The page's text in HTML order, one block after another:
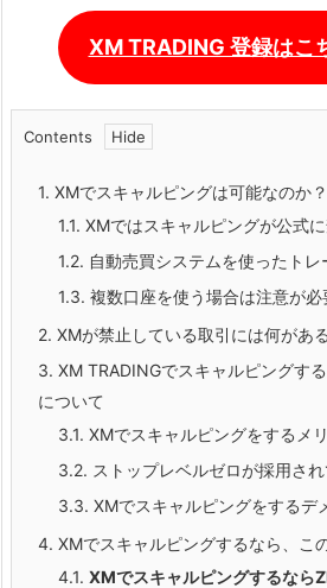
XM TRADING 登録はこ
Contents
1. XMでスキャルピングは可能なのか？
1.1. XMではスキャルピングが公式
1.2. 自動売買システムを使ったトレ
1.3. 複数口座を使う場合は注意が必
2. XMが禁止している取引には何があ
3. XM TRADINGでスキャルピングす
について
3.1. XMでスキャルピングをするメ
3.2. ストップレベルゼロが採用さ
3.3. XMでスキャルピングをするデ
4. XMでスキャルピングするなら、こ
4.1. XMでスキャルピングするなら